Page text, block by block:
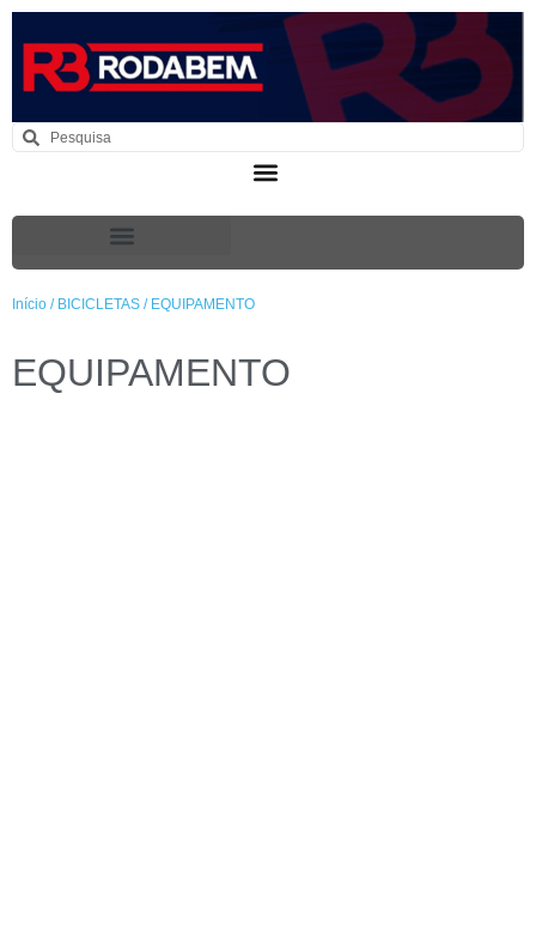
Início / BICICLETAS / EQUIPAMENTO
EQUIPAMENTO